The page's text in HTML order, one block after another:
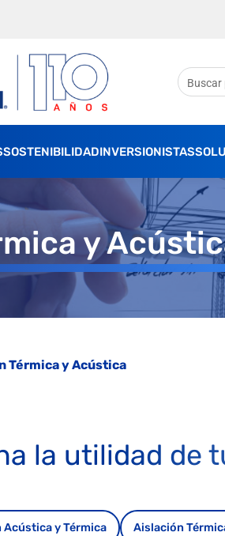
SOSTENIBILIDADINVERSIONISTAS
y
Térmica y Acústica
la utilidad de
Acústica y Térmica Aislación